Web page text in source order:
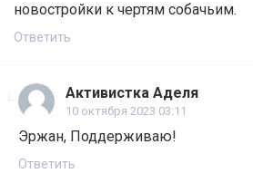
новостройки к чертям собачьим.
Ответить
Активистка Аделя
10 октября 2023 03:11
Эржан, Поддерживаю!
Ответить